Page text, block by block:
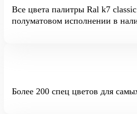
Все цвета палитры Ral k7
полуматовом исполнении в
Более 200 спец цветов для